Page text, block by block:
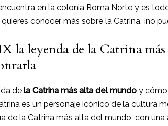
en la colonia Roma Norte y es
conocer más sobre la Catrina, ¡no
la leyenda de la Catrina
de la Catrina más alta del mundoy cómo
es un personaje icónico de la cultura
de la Catrina más alta del mundo, con